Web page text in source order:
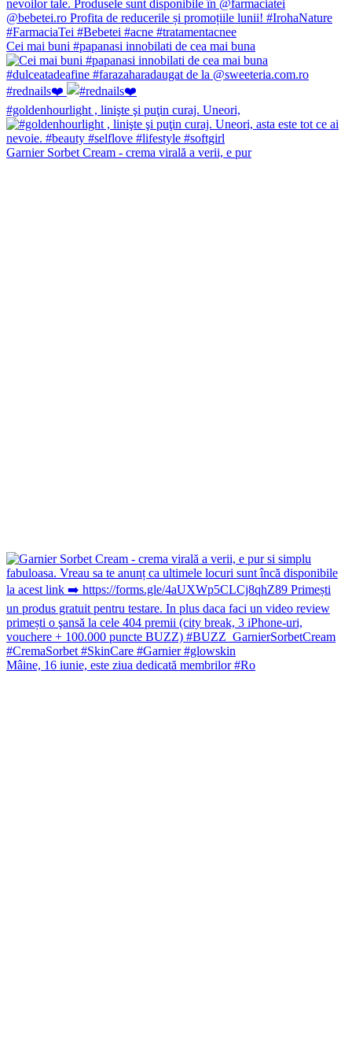
Cei mai buni #papanasi innobilati de cea mai buna
#rednails❤️
#goldenhourlight , linişte şi puţin curaj. Uneori,
Garnier Sorbet Cream - crema virală a verii, e pur
Mâine, 16 iunie, este ziua dedicată membrilor #Ro